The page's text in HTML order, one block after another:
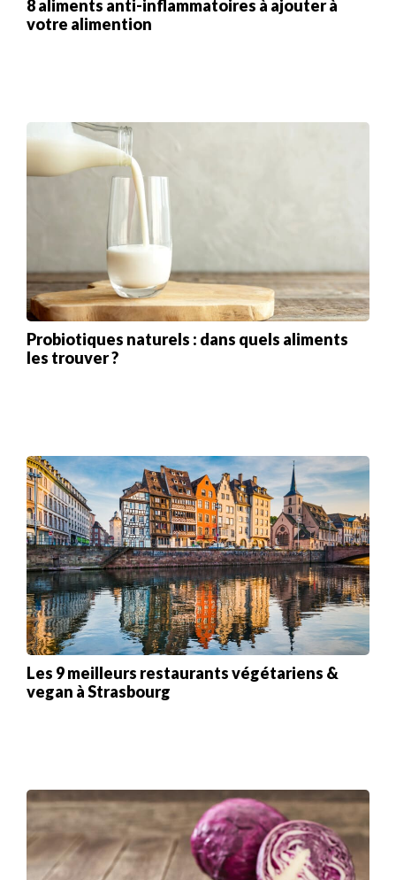
8 aliments anti-inflammatoires à ajouter à
votre alimention
Probiotiques naturels : dans quels aliments
les trouver ?
Les 9 meilleurs restaurants végétariens &
vegan à Strasbourg